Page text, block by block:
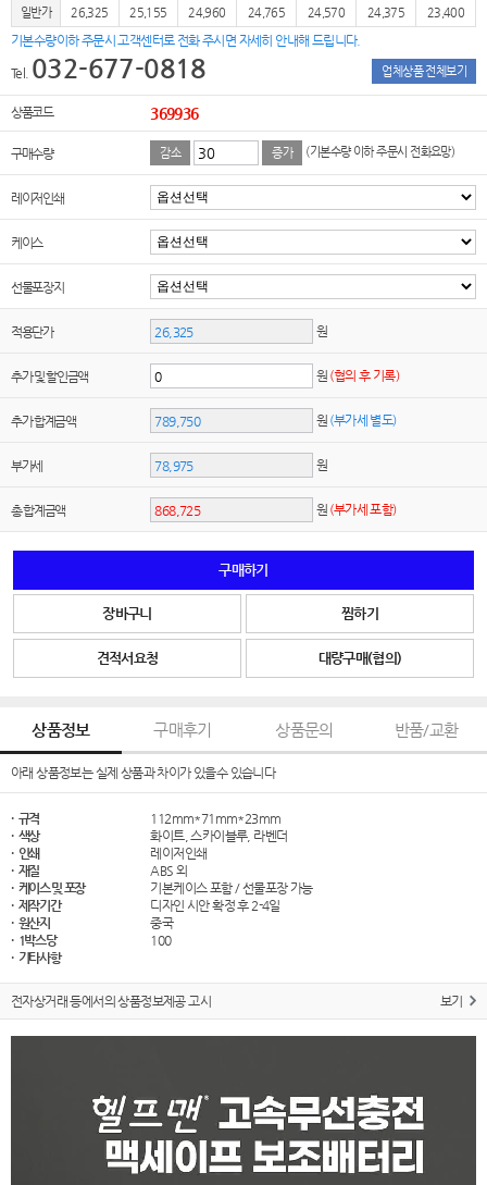
일반가
26,325 25,155 24,960 24,765 24,570 24,375 23,400
기본수량이하 주문시 고객센터로 전화 주시면 자세히 안내해 드립니다.
Tel. 032-677-0818 업체상품 전체보기
상품코드 369936
구매수량 감소 증가 (기본수량 이하 주문시 전화요망)
레이저인쇄
케이스
선물포장지
적용단가 원
추가 및 할인금액 원 (협의 후 기록)
추가 합계금액 원 (부가세 별도)
부가세 원
총 합계금액 원 (부가세 포함)
구매하기
장바구니 찜하기
견적서요청 대량구매(협의)
상품정보 구매후기 상품문의 반품/교환
아래 상품정보는 실제 상품과 차이가 있을수 있습니다
· 규격
112mm*71mm*23mm
· 색상
화이트, 스카이블루, 라벤더
· 인쇄
레이저인쇄
· 재질
ABS 외
· 케이스 및 포장
기본케이스 포함 / 선물포장 가능
· 제작기간
디자인 시안 확정 후 2-4일
· 원산지
중국
· 1박스당
100
· 기타사항
전자상거래 등에서의 상품정보제공 고시 보기